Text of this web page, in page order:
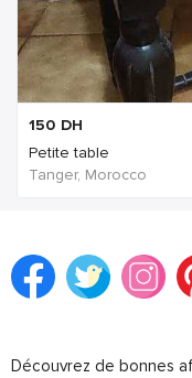
150 DH
Petite table
Tanger, Morocco
Découvrez de bonnes